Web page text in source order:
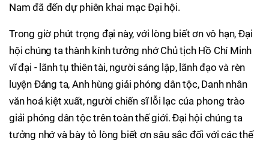
Nam đã đến dự phiên khai mạc Đại hội.
Trong giờ phút trọng đại này, với lòng biết ơn vô hạn, Đại
hội chúng ta thành kính tưởng nhớ Chủ tịch Hồ Chí Minh
vĩ đại - lãnh tụ thiên tài, người sáng lập, lãnh đạo và rèn
luyện Đảng ta, Anh hùng giải phóng dân tộc, Danh nhân
văn hoá kiệt xuất, người chiến sĩ lỗi lạc của phong trào
giải phóng dân tộc trên toàn thế giới. Đại hội chúng ta
tưởng nhớ và bày tỏ lòng biết ơn sâu sắc đối với các thế